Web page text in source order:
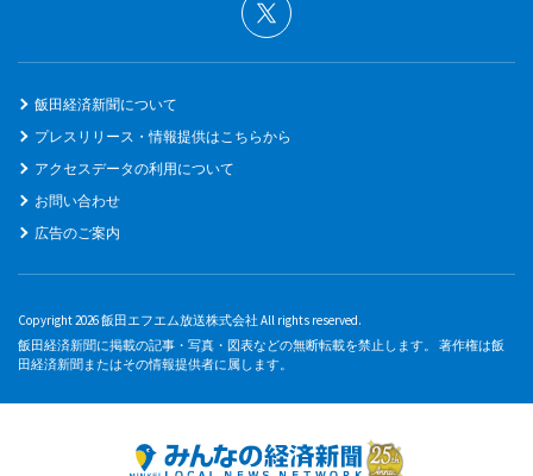
飯田経済新聞について
プレスリリース・情報提供はこちらから
アクセスデータの利用について
お問い合わせ
広告のご案内
Copyright 2026 飯田エフエム放送株式会社 All rights reserved.
飯田経済新聞に掲載の記事・写真・図表などの無断転載を禁止します。 著作権は飯
田経済新聞またはその情報提供者に属します。